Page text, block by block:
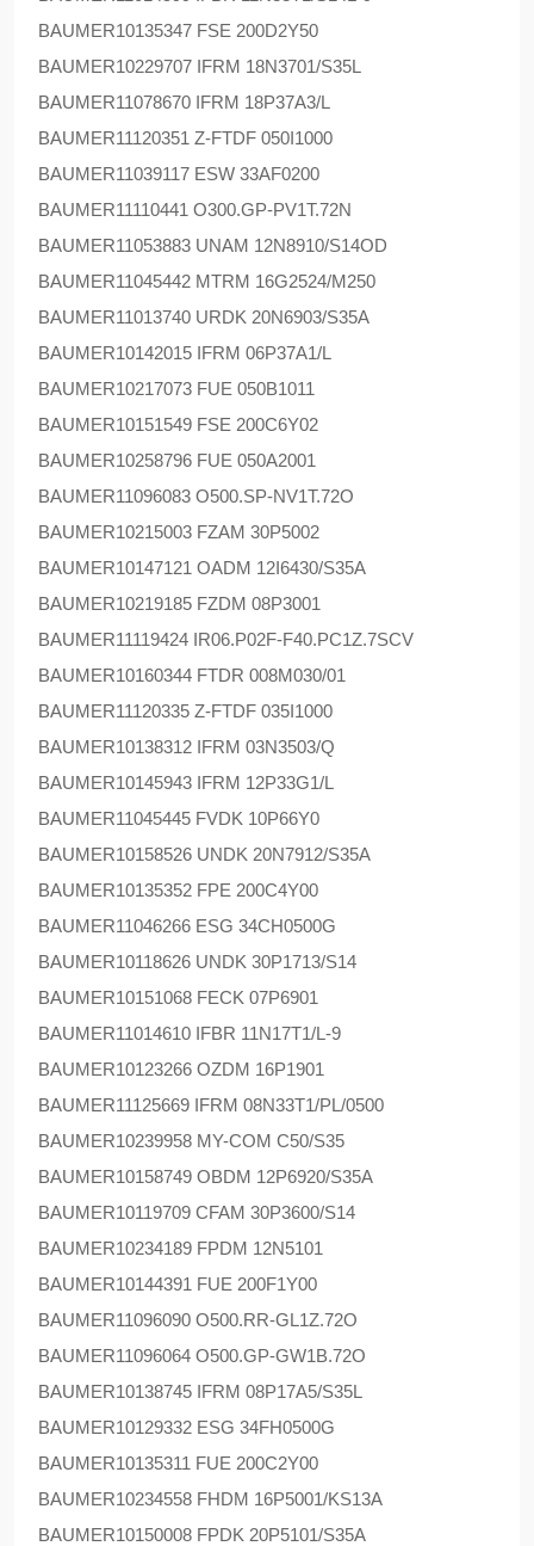
BAUMER10135347 FSE 200D2Y50
BAUMER10229707 IFRM 18N3701/S35L
BAUMER11078670 IFRM 18P37A3/L
BAUMER11120351 Z-FTDF 050I1000
BAUMER11039117 ESW 33AF0200
BAUMER11110441 O300.GP-PV1T.72N
BAUMER11053883 UNAM 12N8910/S14OD
BAUMER11045442 MTRM 16G2524/M250
BAUMER11013740 URDK 20N6903/S35A
BAUMER10142015 IFRM 06P37A1/L
BAUMER10217073 FUE 050B1011
BAUMER10151549 FSE 200C6Y02
BAUMER10258796 FUE 050A2001
BAUMER11096083 O500.SP-NV1T.72O
BAUMER10215003 FZAM 30P5002
BAUMER10147121 OADM 12I6430/S35A
BAUMER10219185 FZDM 08P3001
BAUMER11119424 IR06.P02F-F40.PC1Z.7SCV
BAUMER10160344 FTDR 008M030/01
BAUMER11120335 Z-FTDF 035I1000
BAUMER10138312 IFRM 03N3503/Q
BAUMER10145943 IFRM 12P33G1/L
BAUMER11045445 FVDK 10P66Y0
BAUMER10158526 UNDK 20N7912/S35A
BAUMER10135352 FPE 200C4Y00
BAUMER11046266 ESG 34CH0500G
BAUMER10118626 UNDK 30P1713/S14
BAUMER10151068 FECK 07P6901
BAUMER11014610 IFBR 11N17T1/L-9
BAUMER10123266 OZDM 16P1901
BAUMER11125669 IFRM 08N33T1/PL/0500
BAUMER10239958 MY-COM C50/S35
BAUMER10158749 OBDM 12P6920/S35A
BAUMER10119709 CFAM 30P3600/S14
BAUMER10234189 FPDM 12N5101
BAUMER10144391 FUE 200F1Y00
BAUMER11096090 O500.RR-GL1Z.72O
BAUMER11096064 O500.GP-GW1B.72O
BAUMER10138745 IFRM 08P17A5/S35L
BAUMER10129332 ESG 34FH0500G
BAUMER10135311 FUE 200C2Y00
BAUMER10234558 FHDM 16P5001/KS13A
BAUMER10150008 FPDK 20P5101/S35A